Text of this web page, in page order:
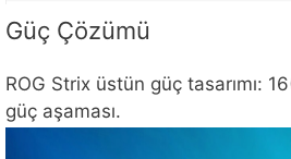
Güç Çözümü
ROG Strix üstün güç tasarımı:
güç aşaması.